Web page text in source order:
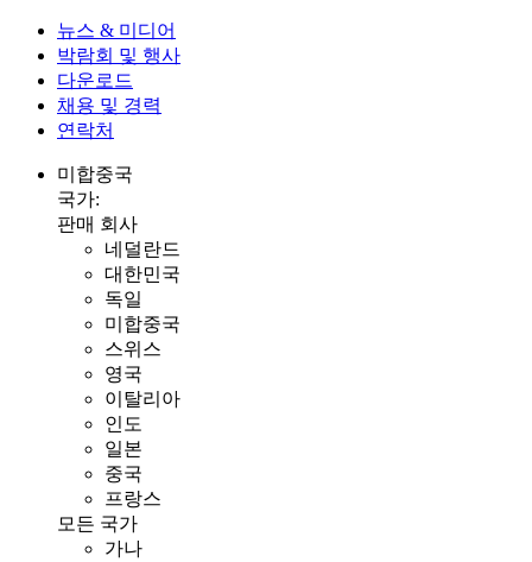
뉴스 & 미디어
박람회 및 행사
다운로드
채용 및 경력
연락처
미합중국
국가:
판매 회사
네덜란드
대한민국
독일
미합중국
스위스
영국
이탈리아
인도
일본
중국
프랑스
모든 국가
가나